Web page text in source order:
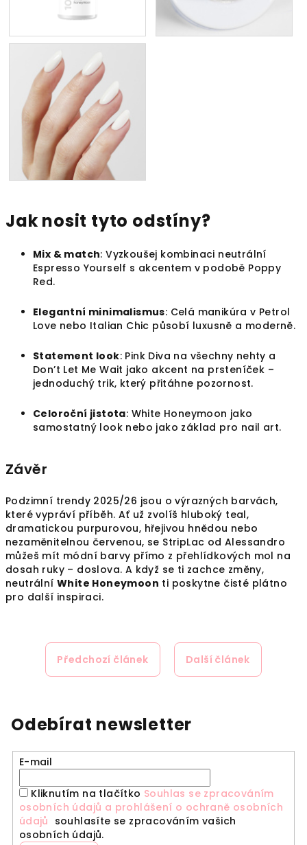
Jak nosit tyto odstíny?
Mix & match: Vyzkoušej kombinaci neutrální
Espresso Yourself s akcentem v podobě Poppy
Red.
Elegantní minimalismus: Celá manikúra v Petrol
Love nebo Italian Chic působí luxusně a moderně.
Statement look: Pink Diva na všechny nehty a
Don’t Let Me Wait jako akcent na prsteníček –
jednoduchý trik, který přitáhne pozornost.
Celoroční jistota: White Honeymoon jako
samostatný look nebo jako základ pro nail art.
Závěr
Podzimní trendy 2025/26 jsou o výrazných barvách,
které vypráví příběh. Ať už zvolíš hluboký teal,
dramatickou purpurovou, hřejivou hnědou nebo
nezaměnitelnou červenou, se StripLac od Alessandro
můžeš mít módní barvy přímo z přehlídkových mol na
dosah ruky – doslova. A když se ti zachce změny,
neutrálníWhite Honeymoon ti poskytne čisté plátno
pro další inspiraci.
Předchozí článek Další článek
Odebírat newsletter
E-mail
Kliknutím na tlačítko Souhlas se zpracováním
osobních údajů a prohlášení o ochraně osobních
údajů souhlasíte se zpracováním vašich
osobních údajů.